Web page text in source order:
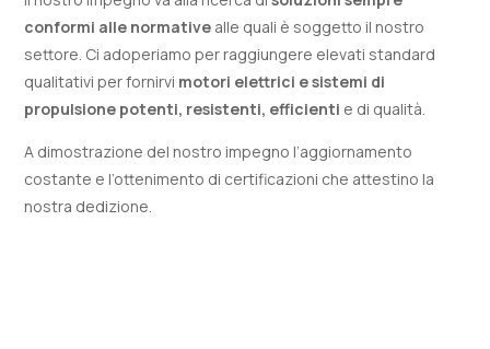
conformi alle normative alle quali è soggetto il nostro
settore. Ci adoperiamo per raggiungere elevati standard
qualitativi per fornirvi motori elettrici e sistemi di
propulsione potenti, resistenti, efficienti e di qualità.
A dimostrazione del nostro impegno l’aggiornamento
costante e l’ottenimento di certificazioni che attestino la
nostra dedizione.